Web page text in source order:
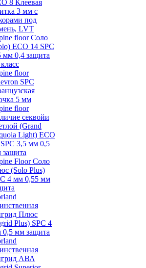
8 Клеевая
3 мм с
под
LVT
floor Соло
ECO 14 SPC
мм 0,4 защита
floor
SPC
5 мм
floor
секвойи
(Grand
Light) ECO
SPC 3,5 мм 0,5
Floor Соло
(Solo Plus)
4 мм 0,55 мм
Плюс
Plus) SPC 4
0,5 мм защита
АВА